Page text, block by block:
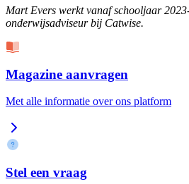
Mart Evers werkt vanaf schooljaar
onderwijsadviseur bij Catwise.
Magazine aanvragen
Met alle informatie over ons platform
Stel een vraag